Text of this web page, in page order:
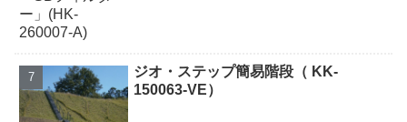
ジオ・ステップ簡易階段（ KK-
150063-VE）